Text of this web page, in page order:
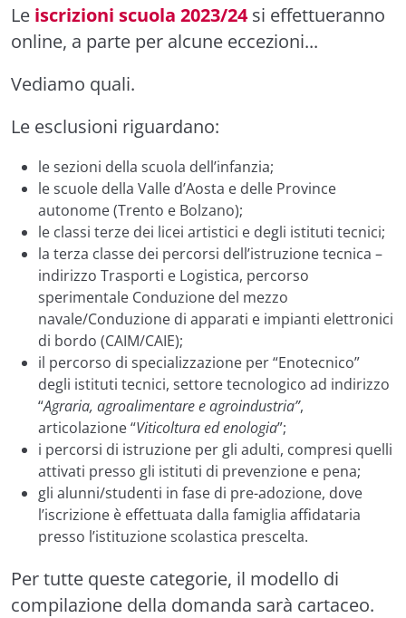
Le iscrizioni scuola 2023/24si effettueranno
online, a parte per alcune eccezioni...
Vediamo quali.
Le esclusioni riguardano:
le sezioni della scuola dell’infanzia;
le scuole della Valle d’Aosta e delle Province
autonome (Trento e Bolzano);
le classi terze dei licei artistici e degli istituti tecnici;
la terza classe dei percorsi dell’istruzione tecnica –
indirizzo Trasporti e Logistica, percorso
sperimentale Conduzione del mezzo
navale/Conduzione di apparati e impianti elettronici
di bordo (CAIM/CAIE);
il percorso di specializzazione per “Enotecnico”
degli istituti tecnici, settore tecnologico ad indirizzo
“Agraria, agroalimentare e agroindustria”,
articolazione “Viticoltura ed enologia”;
i percorsi di istruzione per gli adulti, compresi quelli
attivati presso gli istituti di prevenzione e pena;
gli alunni/studenti in fase di pre-adozione, dove
l’iscrizione è effettuata dalla famiglia affidataria
presso l’istituzione scolastica prescelta.
Per tutte queste categorie, il modello di
compilazione della domanda sarà cartaceo.